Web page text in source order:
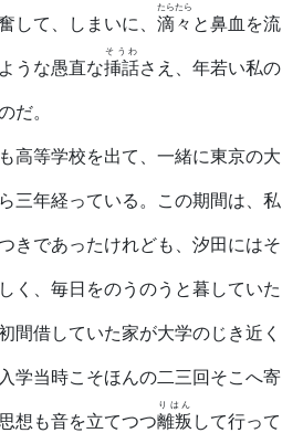
して、しまいに、 滴々
たらたら
と鼻血を流
うな愚直な挿話
そうわ
さえ、年若い私の
だ。
高等学校を出て、一緒に東京の大
三年経っている。この期間は、私
きであったけれども、汐田にはそ
く、毎日をのうのうと暮していた
間借していた家が大学のじき近く
学当時こそほんの二三回そこへ寄
想も音を立てつつ離叛
りはん
して行って